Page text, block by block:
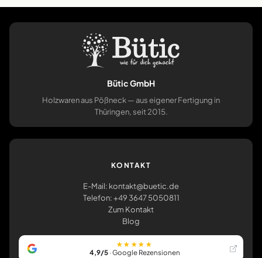
Bütic GmbH
Holzwaren aus Pößneck — aus eigener Fertigung in
Thüringen, seit 2015.
KONTAKT
E-Mail: kontakt@buetic.de
Telefon: +49 3647 5050811
Zum Kontakt
Blog
★★★★★
4,9/5· Google Rezensionen